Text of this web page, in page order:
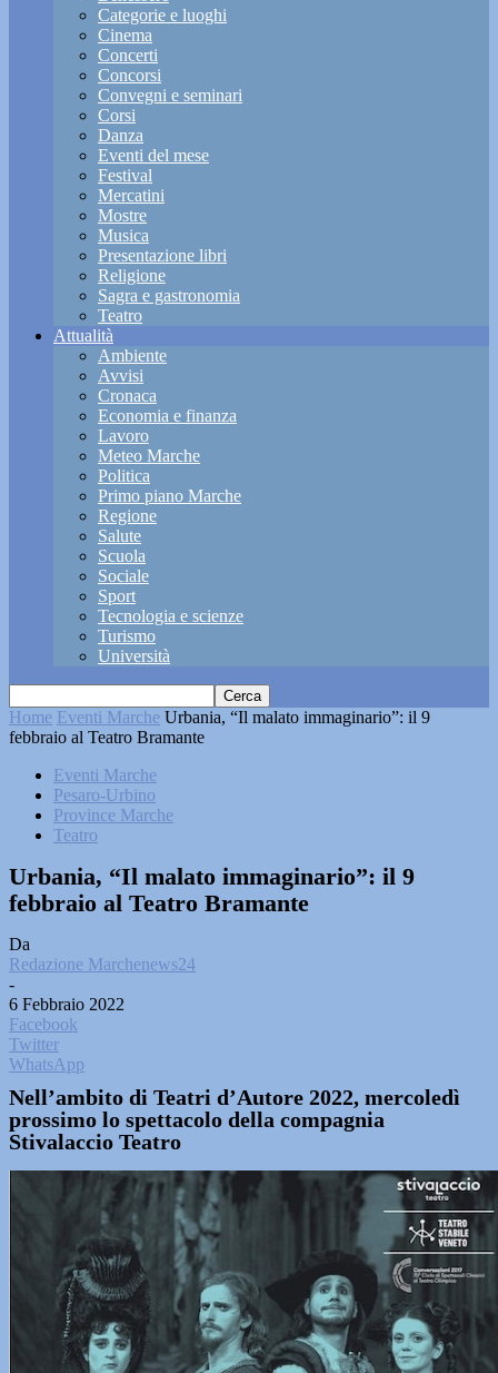
Categorie e luoghi
Cinema
Concerti
Concorsi
Convegni e seminari
Corsi
Danza
Eventi del mese
Festival
Mercatini
Mostre
Musica
Presentazione libri
Religione
Sagra e gastronomia
Teatro
Attualità
Ambiente
Avvisi
Cronaca
Economia e finanza
Lavoro
Meteo Marche
Politica
Primo piano Marche
Regione
Salute
Scuola
Sociale
Sport
Tecnologia e scienze
Turismo
Università
Home Eventi Marche Urbania, “Il malato immaginario”: il 9
febbraio al Teatro Bramante
Eventi Marche
Pesaro-Urbino
Province Marche
Teatro
Urbania, “Il malato immaginario”: il 9
febbraio al Teatro Bramante
Da
Redazione Marchenews24
-
6 Febbraio 2022
Facebook
Twitter
WhatsApp
Nell’ambito di Teatri d’Autore 2022, mercoledì
prossimo lo spettacolo della compagnia
Stivalaccio Teatro